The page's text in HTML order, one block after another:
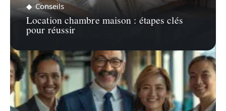
Conseils
Location chambre maison : étapes clés
pour réussir